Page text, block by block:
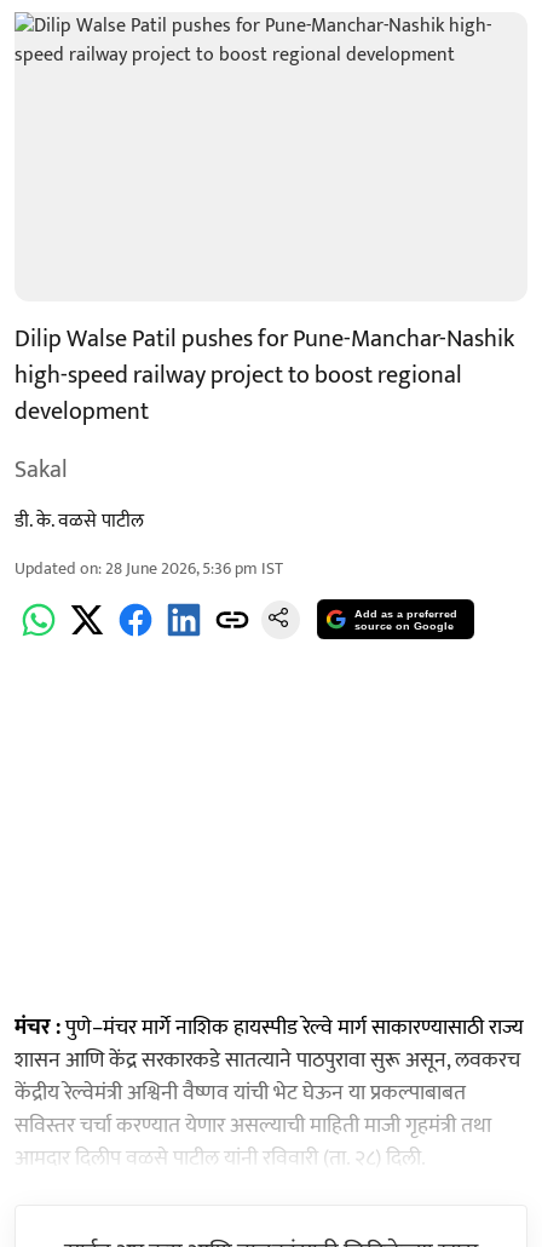
Dilip Walse Patil pushes for Pune-Manchar-Nashik
high-speed railway project to boost regional
development
Sakal
डी. के. वळसे पाटील
Updated on:28 June 2026, 5:36 pm IST
Add as a preferred
source on Google
मंचर :पुणे–मंचर मार्गे नाशिक हायस्पीड रेल्वे मार्ग साकारण्यासाठी राज्य
शासन आणि केंद्र सरकारकडे सातत्याने पाठपुरावा सुरू असून, लवकरच
केंद्रीय रेल्वेमंत्री अश्विनी वैष्णव यांची भेट घेऊन या प्रकल्पाबाबत
सविस्तर चर्चा करण्यात येणार असल्याची माहिती माजी गृहमंत्री तथा
आमदार दिलीप वळसे पाटील यांनी रविवारी (ता. २८) दिली.